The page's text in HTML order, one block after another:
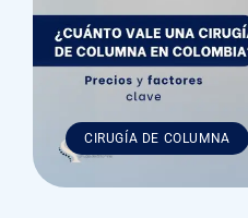
CIRUGÍA DE COLUMNA